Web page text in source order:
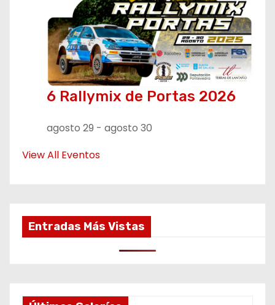
6 Rallymix de Portas 2026
agosto 29 - agosto 30
View All Eventos
Entradas Más Vistas